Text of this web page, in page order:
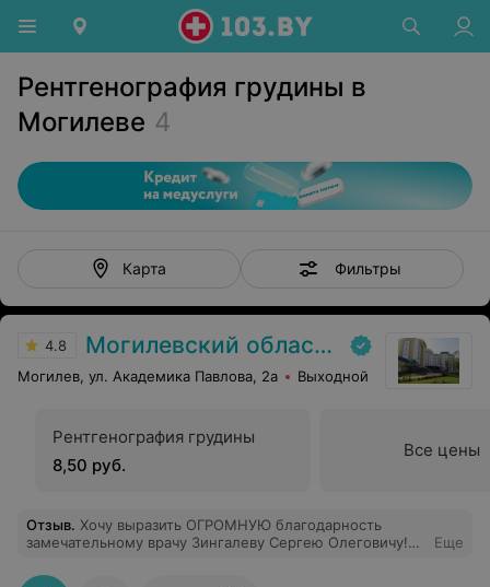
Рентгенография грудины в
Могилеве 4
Карта Фильтры
4.8 Могилевский областной онкологический диспансер
Могилев, ул. Академика Павлова, 2а Выходной
Рентгенография грудины
8,50 руб.
Все цены
Отзыв. Хочу выразить ОГРОМНУЮ благодарность
замечательному врачу Зингалеву Сергею Олеговичу!
добрые слова. Успехов Вам!!!
Еще